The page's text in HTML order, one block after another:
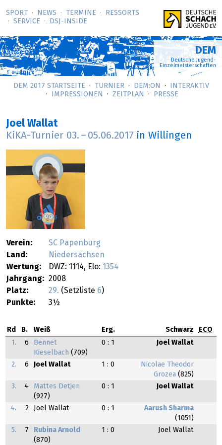
SPORT NEWS TERMINE
RESSORTS
SERVICE
DSJ-­INSIDE
DEM
Deutsche Jugend-
Einzelmeisterschaften
DEM 2017 STARTSEITE TURNIER DEM:ON
INTERAKTIV
IMPRESSIONEN
ZEITPLAN PRESSE
Joel Wallat
KiKA-Turnier 03. – 05.06.2017 in Willingen
Verein:
SC Papenburg
Land:
Niedersachsen
Wertung:
DWZ: 1114, Elo: 1354
Jahrgang: 2008
Platz:
29. (Setzliste 6)
Punkte:
3½
Rd B. Weiß Erg. Schwarz
ECO
1.
6
Bennet
Kieselbach (709)
0 : 1 Joel Wallat
2. 6 Joel Wallat 1 : 0
Nicolae Theodor
Grozea (825)
3.
4
Mattes Detjen
(927)
0 : 1 Joel Wallat
4. 2 Joel Wallat 0 : 1
Aarush Sharma
(1051)
5.
7
Rubina Arnold
(870)
1 : 0 Joel Wallat